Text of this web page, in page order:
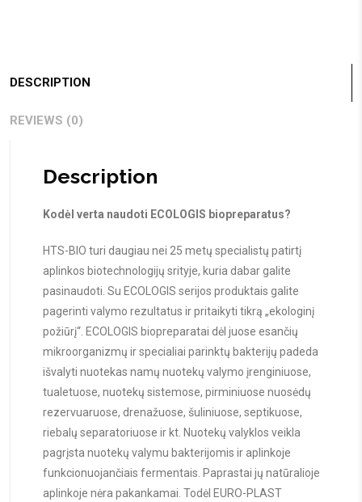
DESCRIPTION
REVIEWS (0)
Description
Kodėl verta naudoti ECOLOGIS biopreparatus?
HTS-BIO turi daugiau nei 25 metų specialistų patirtį
aplinkos biotechnologijų srityje, kuria dabar galite
pasinaudoti. Su ECOLOGIS serijos produktais galite
pagerinti valymo rezultatus ir pritaikyti tikrą „ekologinį
požiūrį“. ECOLOGIS biopreparatai dėl juose esančių
mikroorganizmų ir specialiai parinktų bakterijų padeda
išvalyti nuotekas namų nuotekų valymo įrenginiuose,
tualetuose, nuotekų sistemose, pirminiuose nuosėdų
rezervuaruose, drenažuose, šuliniuose, septikuose,
riebalų separatoriuose ir kt. Nuotekų valyklos veikla
pagrįsta nuotekų valymu bakterijomis ir aplinkoje
funkcionuojančiais fermentais. Paprastai jų natūralioje
aplinkoje nėra pakankamai. Todėl EURO-PLAST